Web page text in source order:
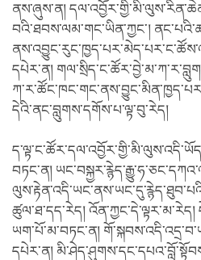
ནས་ཞུས་ན།
བའི་ཐབས་ལམ་གང་ཡིན་ཀྱང་།
དཔེར་ན།
དེའི་ནང་བླུགས་དགོས་པ་ལྟ་བུ་རེད།
བཏང་ན།
ཚུལ་ཐ་དད་རེད། འོན་ཀྱང་དེ་ལྟར་མ་རེད།
ཡག་པོ་མ་བཏང་ན།
དཔེར་ན།